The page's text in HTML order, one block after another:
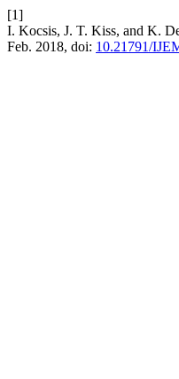
[1]
I. Kocsis, J. T. Kiss, and K.
Feb. 2018, doi: 10.21791/